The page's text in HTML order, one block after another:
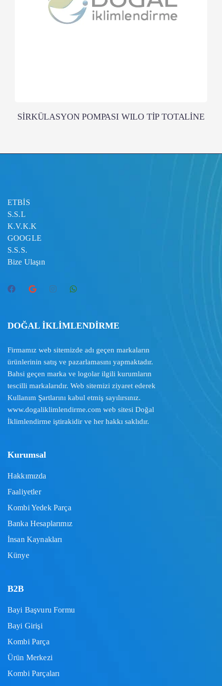
SİRKÜLASYON POMPASI WILO TİP TOTALİNE
ETBİS
S.S.L
K.V.K.K
GOOGLE
S.S.S.
Bize Ulaşın
DOĞAL İKLİMLENDİRME
Firmamız web sitemizde adı geçen markaların
ürünlerinin satış ve pazarlamasını yapmaktadır.
Bahsi geçen marka ve logolar ilgili kurumların
tescilli markalarıdır. Web sitemizi ziyaret ederek
Kullanım Şartlarını kabul etmiş sayılırsınız.
www.dogaliklimlendirme.com web sitesi Doğal
İklimlendirme iştirakidir ve her hakkı saklıdır.
Kurumsal
Hakkımızda
Faaliyetler
Kombi Yedek Parça
Banka Hesaplarımız
İnsan Kaynakları
Künye
B2B
Bayi Başvuru Formu
Bayi Girişi
Kombi Parça
Ürün Merkezi
Kombi Parçaları